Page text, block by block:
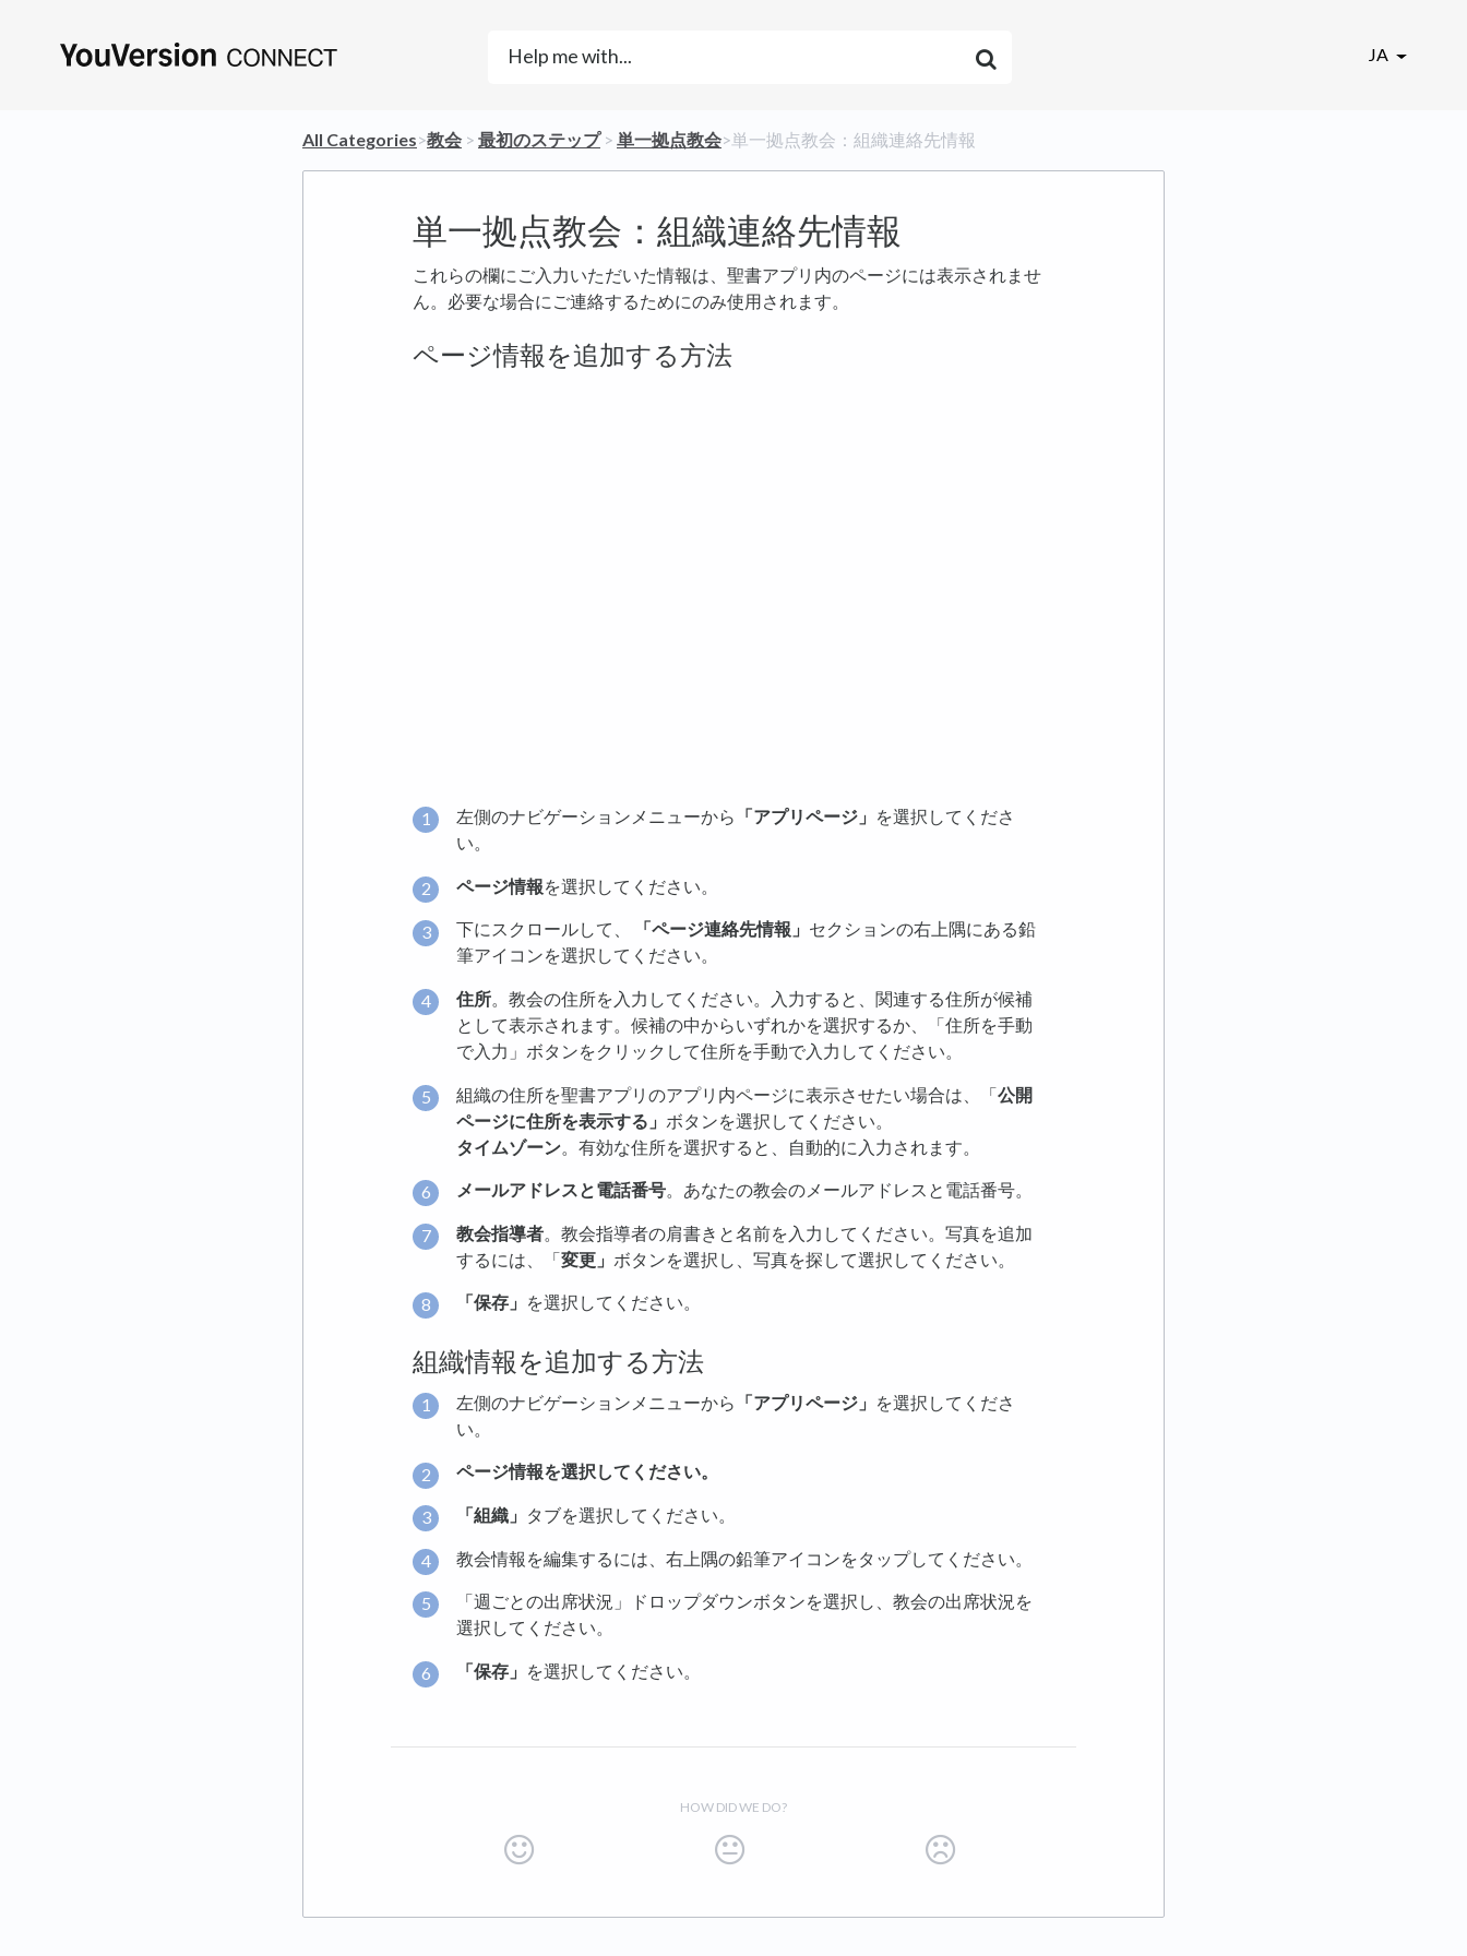
JA
All Categories​>​​教会 ​ > ​ ​最初のステップ​ > ​ ​単一拠点教会​>​ 単一拠点教会：組織連絡先情報
単一拠点教会：組織連絡先情報
これらの欄にご入力いただいた情報は、聖書アプリ内のページには表示されませ
ん。必要な場合にご連絡するためにのみ使用されます。
ページ情報を追加する方法
左側のナビゲーションメニューから 「アプリページ」 を選択してくださ
い。
ページ情報を選択してください。
下にスクロールして、 「ページ連絡先情報」 セクションの右上隅にある鉛
筆アイコンを選択してください。
住所。教会の住所を入力してください。入力すると、関連する住所が候補
として表示されます。候補の中からいずれかを選択するか、「住所を手動
で入力」ボタンをクリックして住所を手動で入力してください。
組織の住所を聖書アプリのアプリ内ページに表示させたい場合は、「公開
ページに住所を表示する」 ボタンを選択してください。
タイムゾーン 。有効な住所を選択すると、自動的に入力されます。
メールアドレスと電話番号。あなたの教会のメールアドレスと電話番号。
教会指導者 。教会指導者の肩書きと名前を入力してください。写真を追加
するには、「変更」 ボタンを選択し、写真を探して選択してください。
「保存」 を選択してください。
組織情報を追加する方法
左側のナビゲーションメニューから 「アプリページ」 を選択してくださ
い。
ページ情報を選択してください。
「組織」 タブを選択してください。
教会情報を編集するには、右上隅の鉛筆アイコンをタップしてください。
「週ごとの出席状況」ドロップダウンボタンを選択し、教会の出席状況を
選択してください。
「保存」 を選択してください。
HOW DID WE DO?